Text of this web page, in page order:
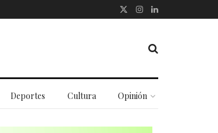
Deportes Cultura Opinión